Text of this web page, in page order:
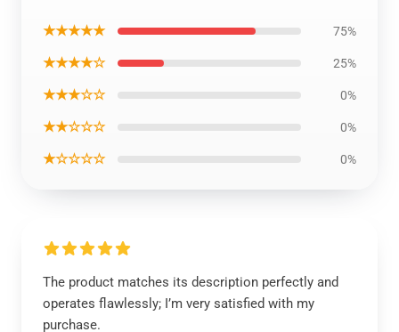
★★★★★ 75%
★★★★☆ 25%
★★★☆☆ 0%
★★☆☆☆ 0%
★☆☆☆☆ 0%
The product matches its description perfectly and
operates flawlessly; I’m very satisfied with my
purchase.